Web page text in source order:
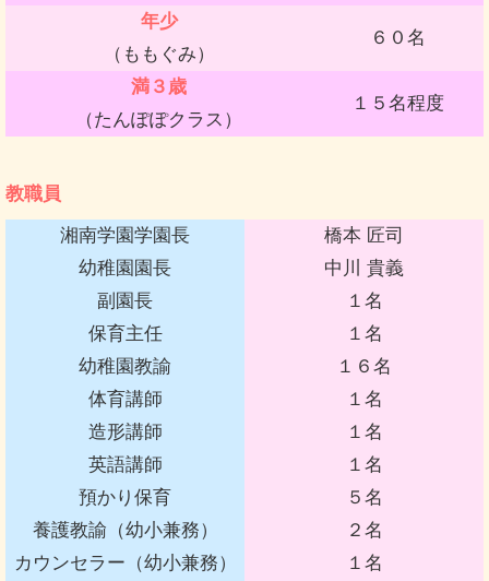
年少
（ももぐみ）
６０名
満３歳
（たんぽぽクラス）
１５名程度
教職員
湘南学園学園長
橋本 匠司
幼稚園園長
中川 貴義
副園長
１名
保育主任
１名
幼稚園教諭
１６名
体育講師
１名
造形講師
１名
英語講師
１名
預かり保育
５名
養護教諭（幼小兼務）
２名
カウンセラー（幼小兼務）
１名